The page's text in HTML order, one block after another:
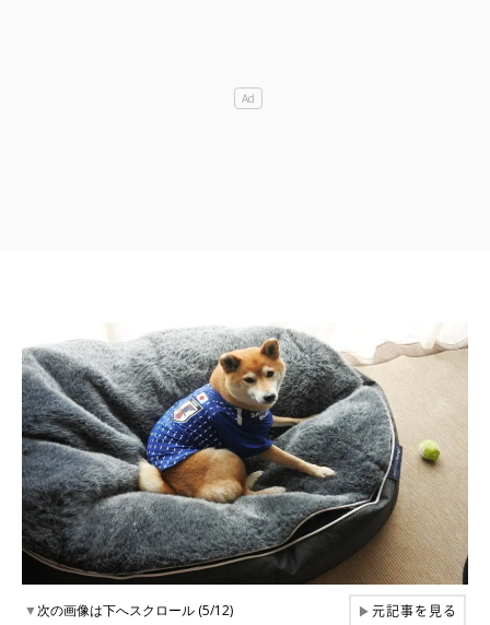
▼次の画像は下へスクロール (5/12) ▶元記事を見る